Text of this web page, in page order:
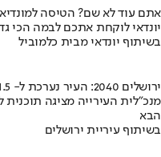
אתם עוד לא שם? הטיסה
יונדאי לוקחת אתכם לבמה הכי
בשיתוף יונדאי מבית כלמוביל
ירושלים 2040: העיר נערכת ל- 1.5 מליון תושבים
מנכ"לית העירייה מציגה
הבא
בשיתוף עיריית ירושלים